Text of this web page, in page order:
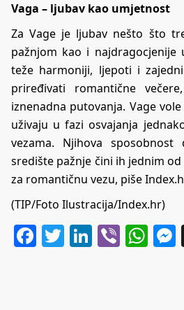
Vaga – ljubav kao umjetnost
Za Vage je ljubav nešto što
pažnjom kao i najdragocjenije
teže harmoniji, ljepoti i
priređivati romantične
iznenadna putovanja. Vage
uživaju u fazi osvajanja
vezama. Njihova
središte pažnje čini ih jednim
za romantičnu vezu, piše
(TIP/Foto Ilustracija/Index.hr)
Facebook
Twitter
LinkedIn
Viber